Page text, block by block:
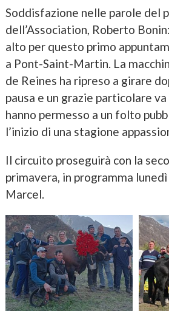
Soddisfazione nelle parole del
dell’Association, Roberto
alto per questo primo
a Pont-Saint-Martin. La
de Reines ha ripreso a girare
pausa e un grazie particolare
hanno permesso a un folto
l’inizio di una stagione
Il circuito proseguirà con la
primavera, in programma
Marcel.